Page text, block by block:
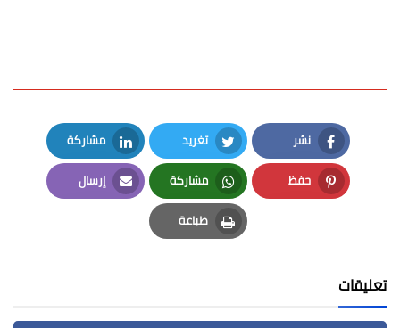
نشر
Facebook
تغريد
Twitter
مشاركة
LinkedIn
حفظ
Pinterest
مشاركة
Whatsapp
إرسال
Email
طباعة
Print
تعليقات